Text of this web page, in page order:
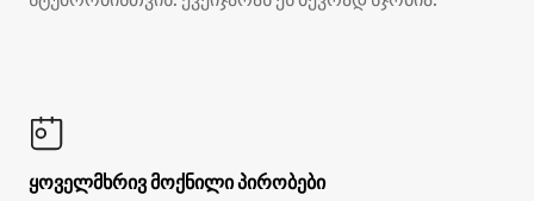
ყოველმხრივ მოქნილი პირობები